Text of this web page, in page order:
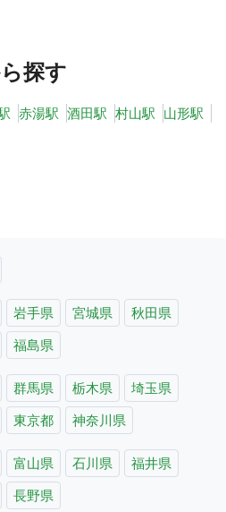
探す
赤湯駅 酒田駅 村山駅 山形駅
岩手県 宮城県
秋田県
福島県
群馬県 栃木県
埼玉県
東京都 神奈川県
富山県 石川県
福井県
長野県